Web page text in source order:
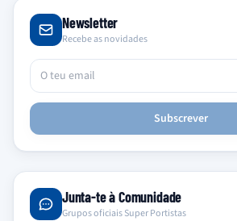
Newsletter
Recebe as novidades
Subscrever
Junta-te à Comunidade
Grupos oficiais Super Portistas